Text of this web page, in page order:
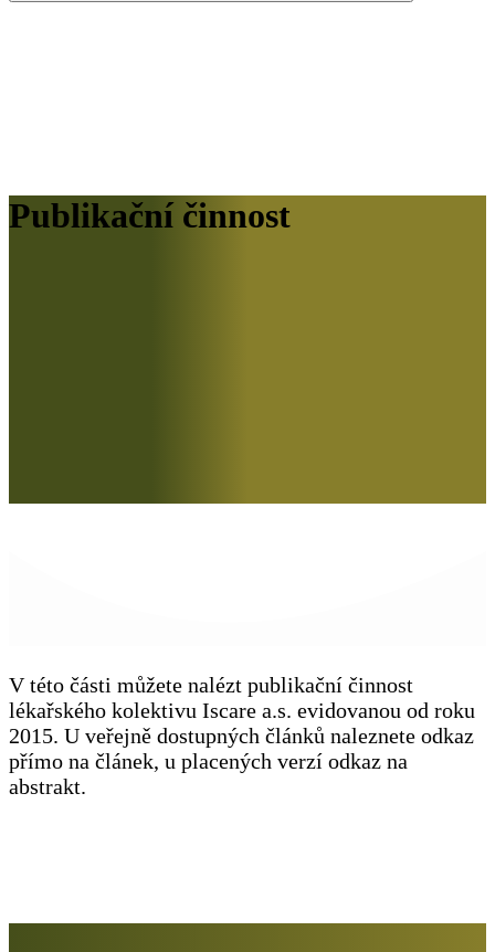
Publikační činnost
V této části můžete nalézt publikační činnost
lékařského kolektivu Iscare a.s. evidovanou od roku
2015. U veřejně dostupných článků naleznete odkaz
přímo na článek, u placených verzí odkaz na
abstrakt.